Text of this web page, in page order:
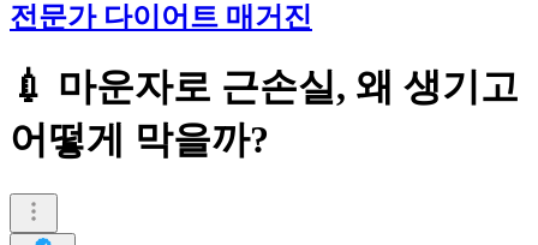
전문가 다이어트 매거진
💉 마운자로 근손실, 왜 생기고
어떻게 막을까?